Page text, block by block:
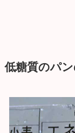
低糖質のパ